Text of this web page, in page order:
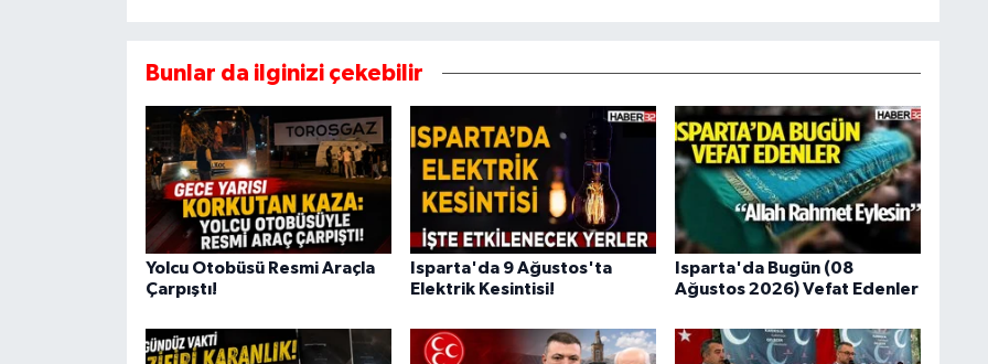
Bunlar da ilginizi çekebilir
Yolcu Otobüsü Resmi Araçla
Çarpıştı!
Isparta'da 9 Ağustos'ta
Elektrik Kesintisi!
Isparta'da Bugün (08
Ağustos 2026) Vefat Edenler